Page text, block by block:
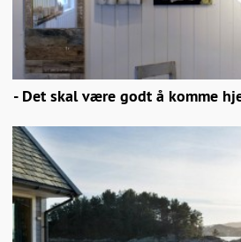
- Det skal være godt å komme